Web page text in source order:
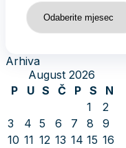
Arhiva
Arhiva
August 2026
P
U S Č P S
N
1
2
3
4 5 6 7 8
9
10 11 12 13 14 15 16